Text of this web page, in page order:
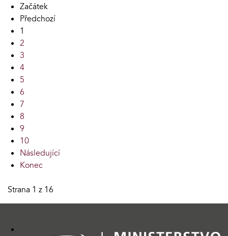
Začátek
Předchozí
1
2
3
4
5
6
7
8
9
10
Následující
Konec
Strana 1 z 16